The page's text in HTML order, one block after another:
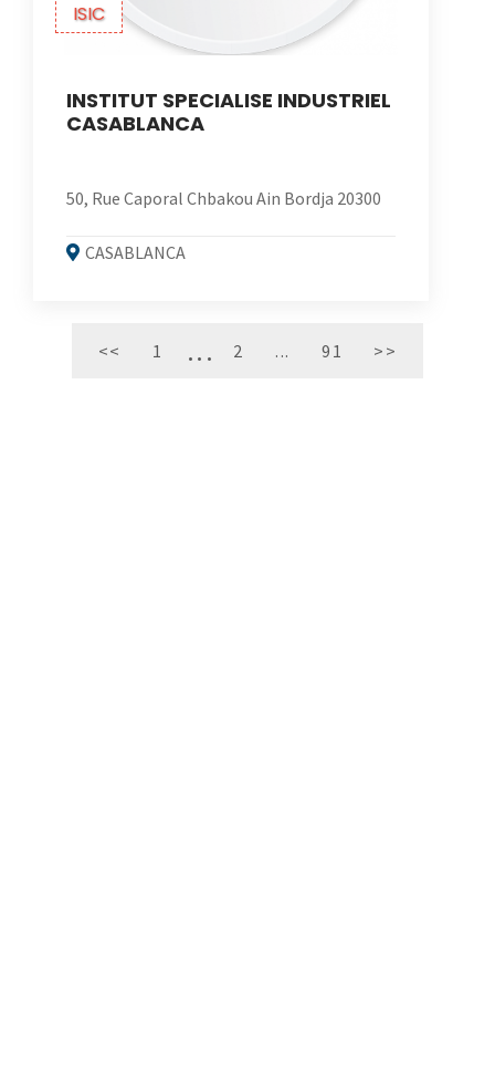
ISIC
INSTITUT SPECIALISE INDUSTRIEL
CASABLANCA
50, Rue Caporal Chbakou Ain Bordja 20300
CASABLANCA
<< 1 2 ... 91 >>